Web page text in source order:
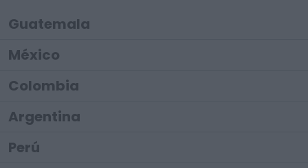
Guatemala
México
Colombia
Argentina
Perú